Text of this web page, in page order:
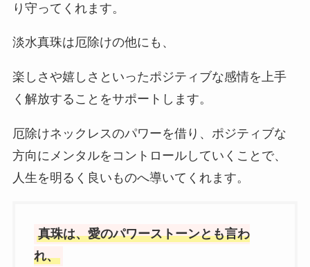
り守ってくれます。
淡水真珠は厄除けの他にも、
楽しさや嬉しさといったポジティブな感情を上手
く解放することをサポートします。
厄除けネックレスのパワーを借り、ポジティブな
方向にメンタルをコントロールしていくことで、
人生を明るく良いものへ導いてくれます。
真珠は、愛のパワーストーンとも言わ
れ、